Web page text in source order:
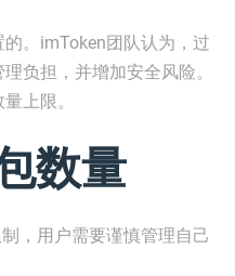
。imToken团队认为，过
负担，并增加安全风险。
上限。
数量
，用户需要谨慎管理自己